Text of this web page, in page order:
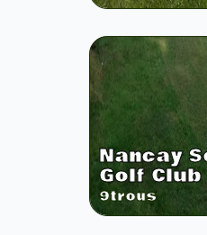
Nancay
Golf Club
9trous